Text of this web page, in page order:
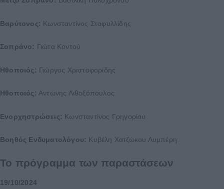
Βαρύτονος: Κωνσταντίνος Σταφυλλίδης
Σοπράνο: Γιώτα Κοντού
Ηθοποιός: Γιώργος Χριστοφορίδης
Ηθοποιός: Αντώνης Λιθοξόπουλος
Ενορχηστρώσεις: Κωνσταντίνος Γρηγορίου
Βοηθός Ενδυματολόγου: Κυβέλη Χατζώκου Λυμπέρη
Το πρόγραμμα των παραστάσεων
19/10/2024